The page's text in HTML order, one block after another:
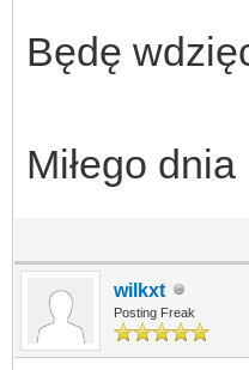
Będę
Miłego dnia
wilkxt
Posting Freak